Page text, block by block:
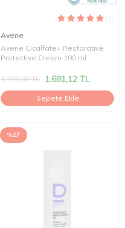
Avene
Avene Cicalfate+ Restorative
Protective Cream 100 ml
1.799,00TL 1.681,12 TL
Sepete Ekle
%17